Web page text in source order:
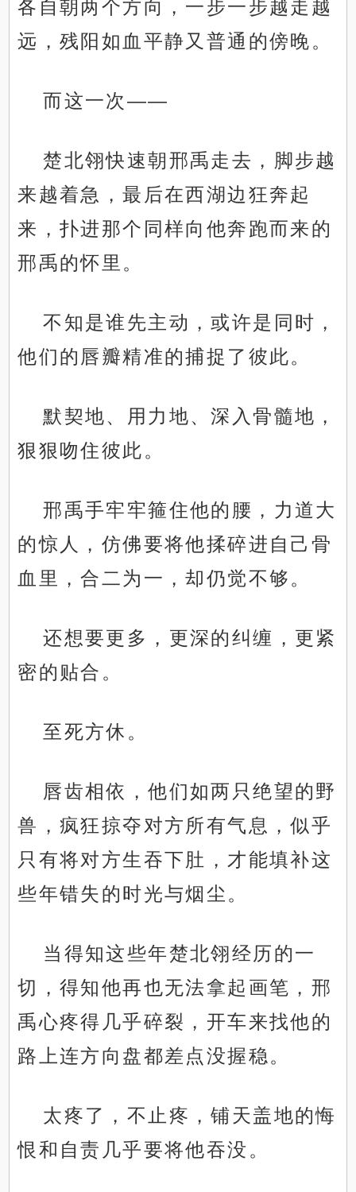
各自朝两个方向，一步一步越走越
远，残阳如血平静又普通的傍晚。
而这一次——
楚北翎快速朝邢禹走去，脚步越
来越着急，最后在西湖边狂奔起
来，扑进那个同样向他奔跑而来的
邢禹的怀里。
不知是谁先主动，或许是同时，
他们的唇瓣精准的捕捉了彼此。
默契地、用力地、深入骨髓地，
狠狠吻住彼此。
邢禹手牢牢箍住他的腰，力道大
的惊人，仿佛要将他揉碎进自己骨
血里，合二为一，却仍觉不够。
还想要更多，更深的纠缠，更紧
密的贴合。
至死方休。
唇齿相依，他们如两只绝望的野
兽，疯狂掠夺对方所有气息，似乎
只有将对方生吞下肚，才能填补这
些年错失的时光与烟尘。
当得知这些年楚北翎经历的一
切，得知他再也无法拿起画笔，邢
禹心疼得几乎碎裂，开车来找他的
路上连方向盘都差点没握稳。
太疼了，不止疼，铺天盖地的悔
恨和自责几乎要将他吞没。